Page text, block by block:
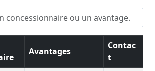
Avantages
Contac
t